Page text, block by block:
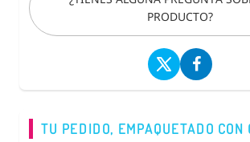
PRODUCTO?
TU PEDIDO, EMPAQUETADO CON